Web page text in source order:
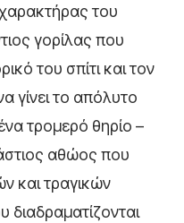
του
γορίλας που
του σπίτι και τον
γίνει το απόλυτο
τρομερό θηρίο –
αθώος που
και τραγικών